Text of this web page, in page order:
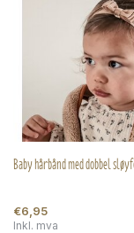
Baby hårbånd med dobbel
€6,95
Inkl. mva